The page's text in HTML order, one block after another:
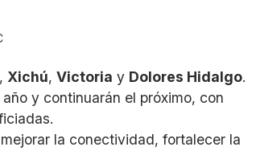
, Xichú,Victoria y Dolores Hidalgo.
y continuarán el próximo, con
la conectividad, fortalecer la